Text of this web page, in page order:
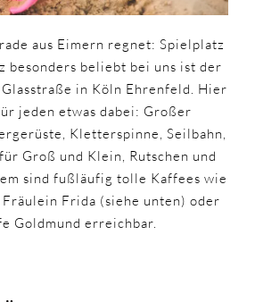
aus Eimern regnet: Spielplatz
besonders beliebt bei uns ist der
in Köln Ehrenfeld. Hier
jeden etwas dabei: Großer
Kletterspinne, Seilbahn,
Groß und Klein, Rutschen und
sind fußläufig tolle Kaffees wie
Fräulein Frida (siehe unten) oder
Goldmund erreichbar.